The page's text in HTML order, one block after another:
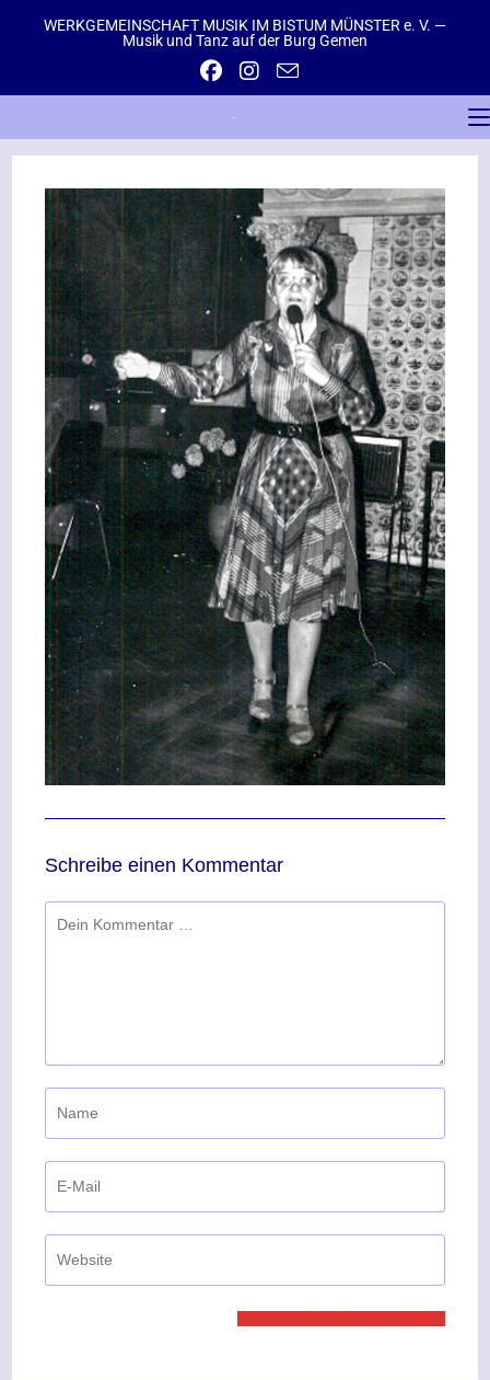
WERKGEMEINSCHAFT MUSIK IM BISTUM MÜNSTER e. V. —
Musik und Tanz auf der Burg Gemen
Schreibe einen Kommentar